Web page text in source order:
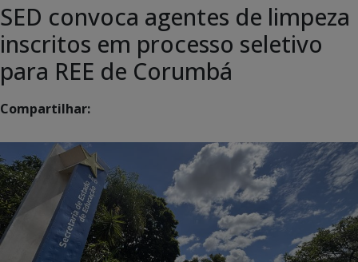
SED convoca agentes de limpeza
inscritos em processo seletivo
para REE de Corumbá
Compartilhar: